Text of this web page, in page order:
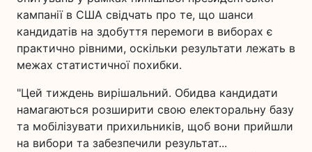
кампанії в США свідчать про те, що шанси
кандидатів на здобуття перемоги в виборах є
практично рівними, оскільки результати лежать в
межах статистичної похибки.
"Цей тиждень вирішальний. Обидва кандидати
намагаються розширити свою електоральну базу
та мобілізувати прихильників, щоб вони прийшли
на вибори та забезпечили результат...